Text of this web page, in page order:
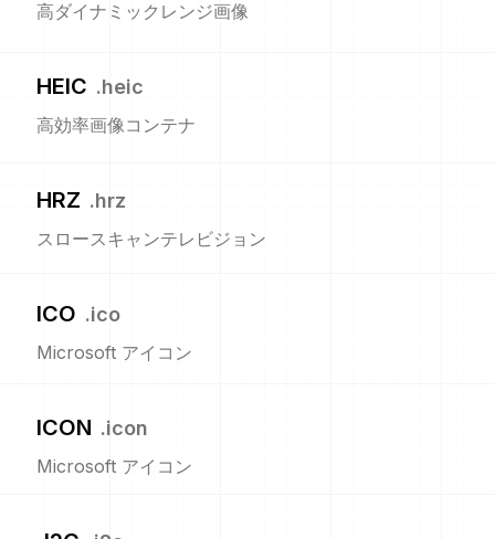
高ダイナミックレンジ画像
HEIC .heic
高効率画像コンテナ
HRZ .hrz
スロースキャンテレビジョン
ICO .ico
Microsoft アイコン
ICON .icon
Microsoft アイコン